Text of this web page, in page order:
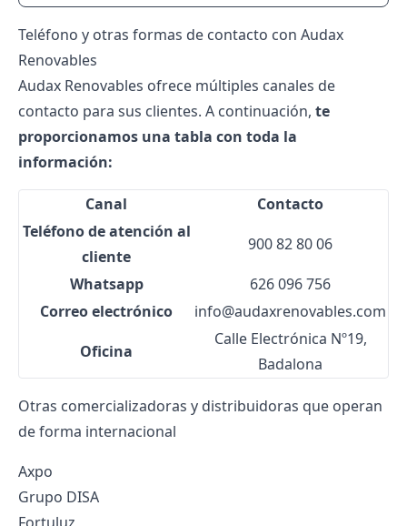
Teléfono y otras formas de contacto con Audax
Renovables
Audax Renovables ofrece múltiples canales de
contacto para sus clientes. A continuación, te
proporcionamos una tabla con toda la
información:
Canal
Contacto
Teléfono de atención al
cliente
900 82 80 06
Whatsapp
626 096 756
Correo electrónico
info@audaxrenovables.com
Oficina
Calle Electrónica Nº19,
Badalona
Otras comercializadoras y distribuidoras que operan
de forma internacional
Axpo
Grupo DISA